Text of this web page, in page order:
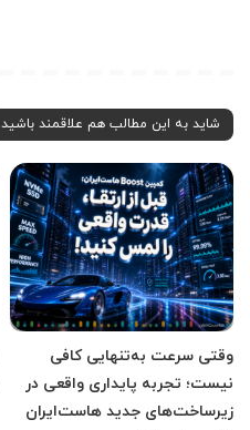
شاید به این مطالب هم علاقمند باشید
وقتی سرعت به‌تنهایی کافی
نیست؛ تجربه پایداری واقعی در
زیرساخت‌های جدید هاست‌ایران